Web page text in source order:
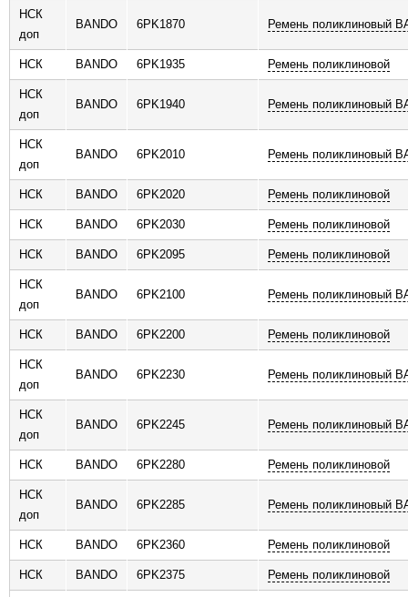
НСК
доп
BANDO 6PK1870 Ремень поликлиновый
НСК BANDO 6PK1935 Ремень поликлиновой
НСК
доп
BANDO 6PK1940 Ремень поликлиновый
НСК
доп
BANDO 6PK2010 Ремень поликлиновый
НСК BANDO 6PK2020 Ремень поликлиновой
НСК BANDO 6PK2030 Ремень поликлиновой
НСК BANDO 6PK2095 Ремень поликлиновой
НСК
доп
BANDO 6PK2100 Ремень поликлиновый
НСК BANDO 6PK2200 Ремень поликлиновой
НСК
доп
BANDO 6PK2230 Ремень поликлиновый
НСК
доп
BANDO 6PK2245 Ремень поликлиновый
НСК BANDO 6PK2280 Ремень поликлиновой
НСК
доп
BANDO 6PK2285 Ремень поликлиновый
НСК BANDO 6PK2360 Ремень поликлиновой
НСК BANDO 6PK2375 Ремень поликлиновой